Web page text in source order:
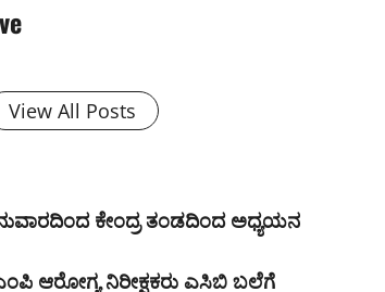
View All Posts
ಕೇಂದ್ರ ತಂಡದಿಂದ ಅಧ್ಯಯನ
ಆರೋಗ್ಯ ನಿರೀಕ್ಷಕರು ಎಸಿಬಿ ಬಲೆಗೆ